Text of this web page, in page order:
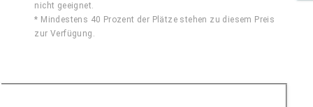
nicht geeignet.
* Mindestens 40 Prozent der Plätze stehen zu diesem Preis
zur Verfügung.